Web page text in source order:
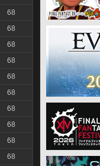
68
68
68
68
68
68
68
68
68
68